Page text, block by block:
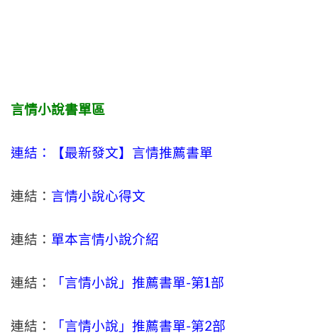
言情小說書單區
連結：【最新發文】 言情推薦書單
連結： 言情小說心得文
連結： 單本言情小說介紹
連結： 「言情小說」推薦書單-第1部
連結： 「言情小說」推薦書單-第2部